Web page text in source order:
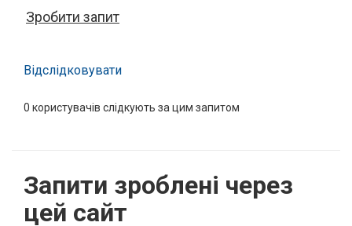
Зробити запит
Відслідковувати
0 користувачів слідкують за цим запитом
Запити зроблені через
цей сайт